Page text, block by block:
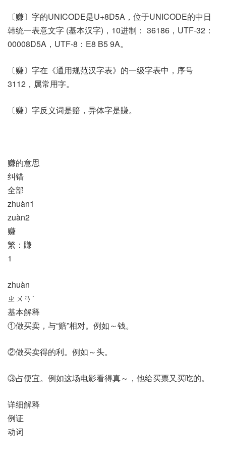
〔赚〕字的UNICODE是U+8D5A，位于UNICODE的中日
韩统一表意文字 (基本汉字)，10进制： 36186，UTF-32：
00008D5A，UTF-8：E8 B5 9A。
〔赚〕字在《通用规范汉字表》的一级字表中，序号
3112，属常用字。
〔赚〕字反义词是赔，异体字是賺。
赚的意思
纠错
全部
zhuàn1
zuàn2
赚
繁：賺
1
zhuàn
ㄓㄨㄢˋ
基本解释
①做买卖，与“赔”相对。例如～钱。
②做买卖得的利。例如～头。
③占便宜。例如这场电影看得真～，他给买票又买吃的。
详细解释
例证
动词